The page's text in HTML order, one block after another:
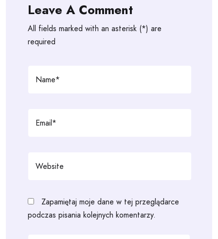
Leave A Comment
All fields marked with an asterisk (*) are
required
Zapamiętaj moje dane w tej przeglądarce
podczas pisania kolejnych komentarzy.